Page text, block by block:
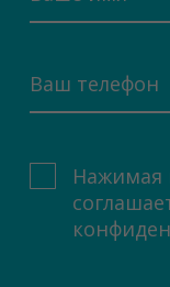
Нажимая